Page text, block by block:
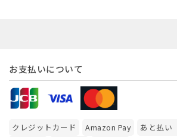
お支払いについて
クレジットカード Amazon Pay
あと払い